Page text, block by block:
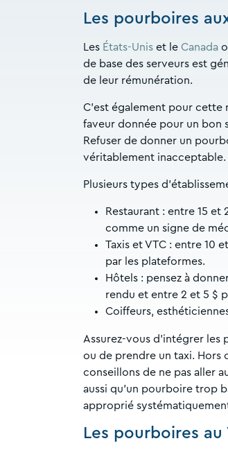
Les pourboires
Les États-Unis et le Canada
de base des serveurs est
de leur rémunération.
C’est également pour cette
faveur donnée pour un bon
Refuser de donner un
véritablement inacceptable.
Plusieurs types
Restaurant : entre 15
comme un signe de
Taxis et VTC : entre 10
par les plateformes.
Hôtels : pensez à
rendu et entre 2 et 5 $
Coiffeurs,
Assurez-vous d’intégrer
ou de prendre un taxi. Hors
conseillons de ne pas aller
aussi qu’un pourboire trop
approprié
Les pourboires